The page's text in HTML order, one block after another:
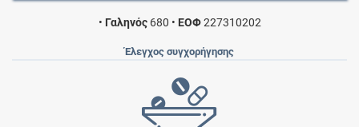
• Γαληνός680 • ΕΟΦ227310202
Έλεγχος συγχορήγησης